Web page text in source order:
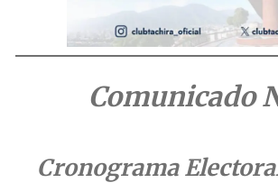
Comunicado
Cronograma